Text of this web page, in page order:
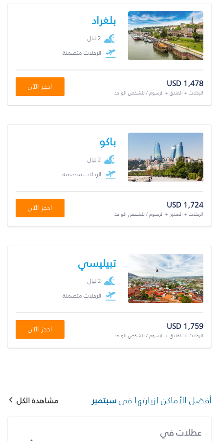
بلغراد
2 ليال
الرحلات متضمنة
USD 1,478
الرحلات + الفندق + الرسوم / للشخص الواحد
احجز الآن
باكو
2 ليال
الرحلات متضمنة
USD 1,724
الرحلات + الفندق + الرسوم / للشخص الواحد
احجز الآن
تبيليسي
2 ليال
الرحلات متضمنة
USD 1,759
الرحلات + الفندق + الرسوم / للشخص الواحد
احجز الآن
أفضل الأماكن لزيارتها فيسبتمبر مشاهدة الكل
عطلات في